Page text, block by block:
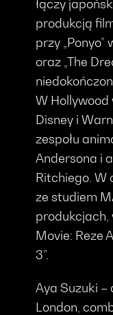
łączy
produkcją
przy
oraz „The
W Hollywood
Disney i
zespołu
Andersona i
Ritchiego. W
ze studiem
produkcjach,
Movie: Reze
3”.
Aya Suzuki
London,